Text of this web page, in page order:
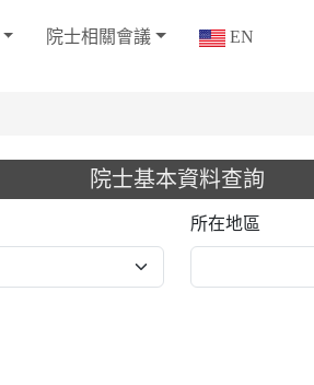
院士相關會議 EN
院士基本資料查詢
所在地區